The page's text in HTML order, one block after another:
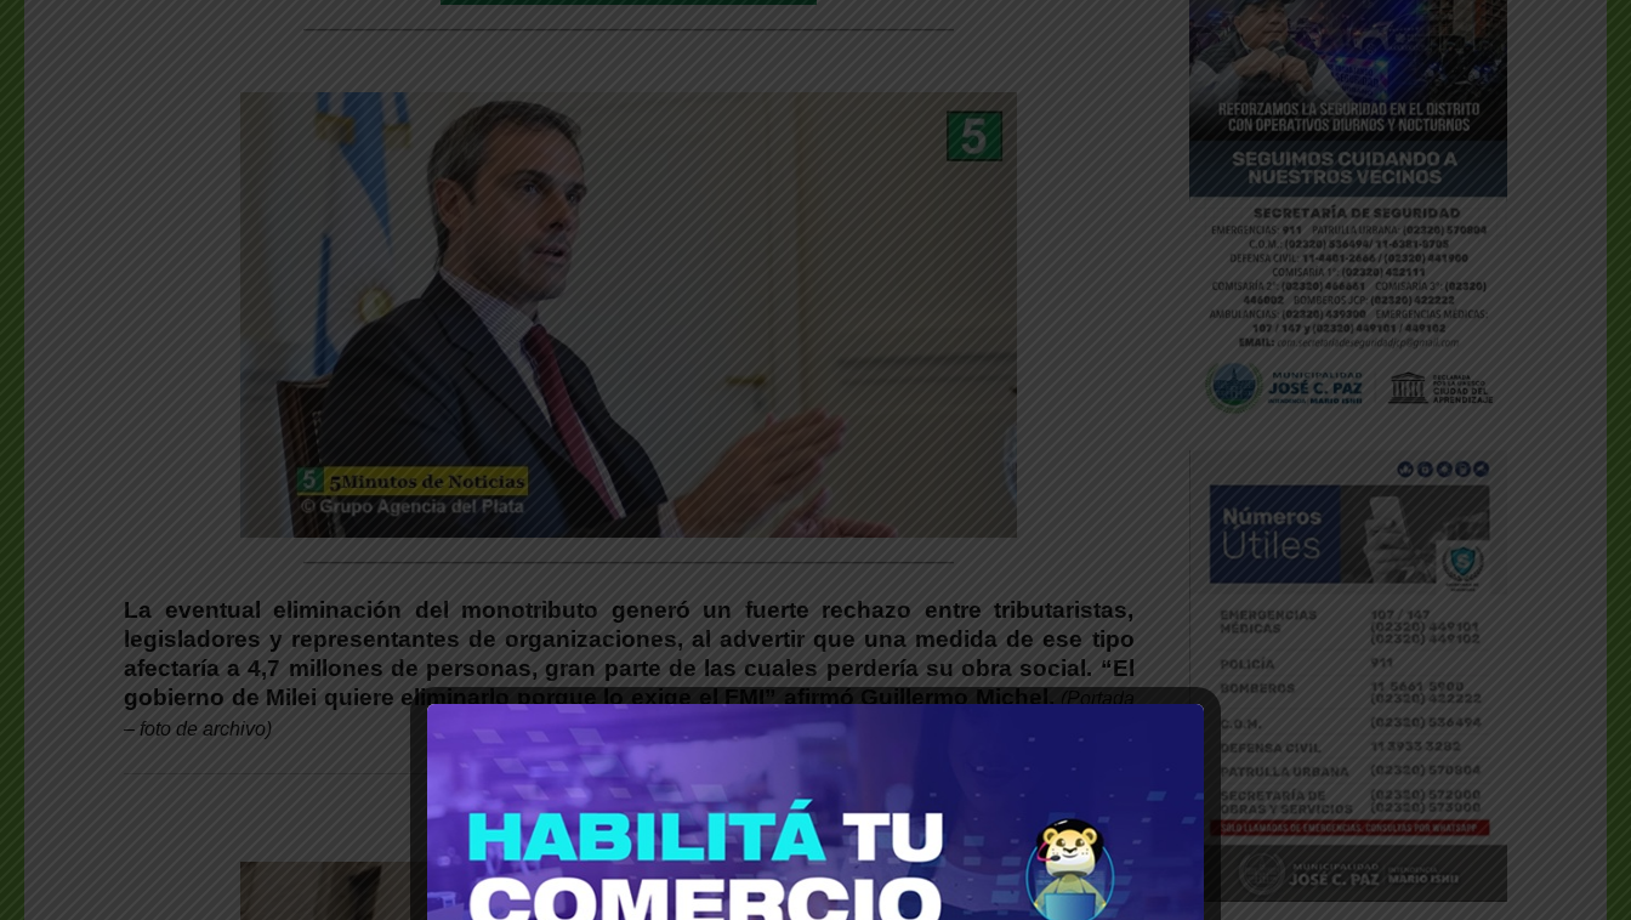
La eventual eliminación del monotributo generó un fuerte rechazo entre tributaristas,
legisladores y representantes de organizaciones, al advertir que una medida de ese tipo
afectaría a 4,7 millones de personas, gran parte de las cuales perdería su obra social. “El
gobierno de Milei quiere eliminarlo porque lo exige el FMI” afirmó Guillermo Michel.(Portada
– foto de archivo)